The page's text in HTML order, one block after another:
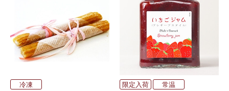
冷凍 限定入荷 常温